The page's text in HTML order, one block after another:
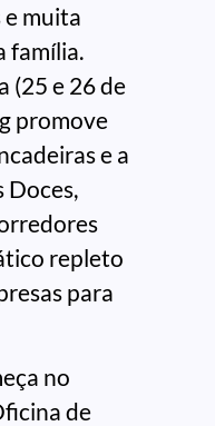
muita
família.
(25 e 26 de
promove
e a
Doces,
repleto
para
no
de